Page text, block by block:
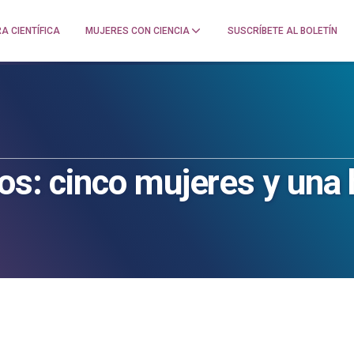
CIENTÍFICA MUJERES CON CIENCIA SUSCRÍBETE AL BOLETÍN
cinco mujeres y